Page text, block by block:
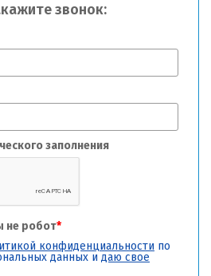
звонок:
заполнения
не робот*
конфиденциальности по
данных и даю свое